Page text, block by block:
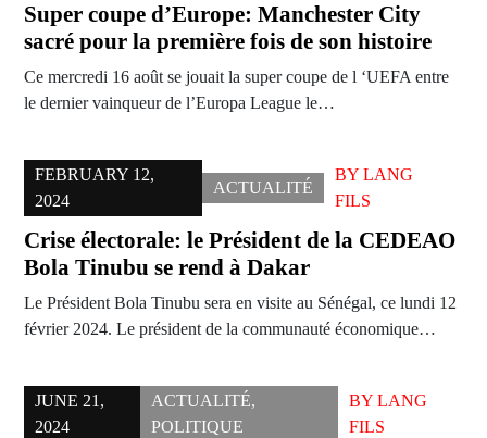
Super coupe d’Europe: Manchester City
sacré pour la première fois de son histoire
Ce mercredi 16 août se jouait la super coupe de l ‘UEFA entre
le dernier vainqueur de l’Europa League le…
FEBRUARY 12,
2024
ACTUALITÉ
BYLANG
FILS
Crise électorale: le Président de la CEDEAO
Bola Tinubu se rend à Dakar
Le Président Bola Tinubu sera en visite au Sénégal, ce lundi 12
février 2024. Le président de la communauté économique…
JUNE 21,
2024
ACTUALITÉ,
POLITIQUE
BY LANG
FILS